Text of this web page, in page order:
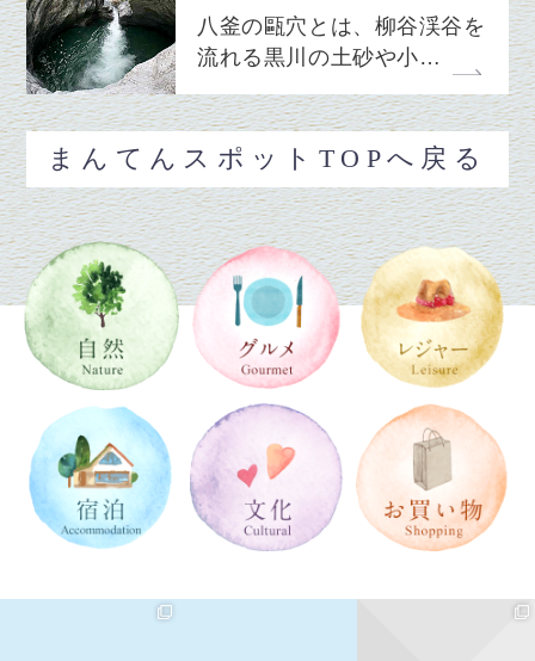
八釜の甌穴とは、柳谷渓谷を
流れる黒川の土砂や小…
まんてんスポットTOPへ戻る